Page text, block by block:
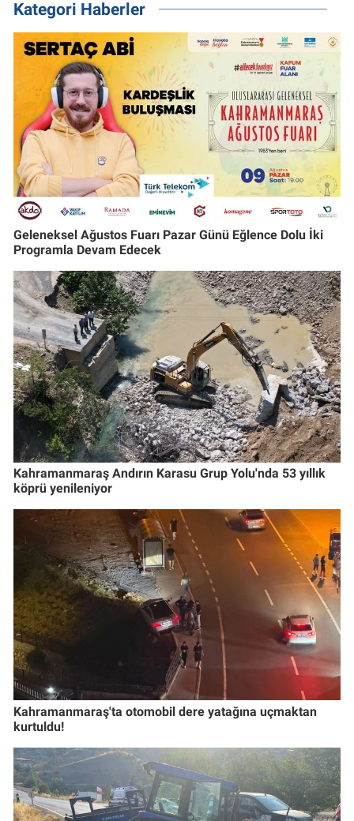
Kategori Haberler
Geleneksel Ağustos Fuarı Pazar Günü Eğlence Dolu İki
Programla Devam Edecek
Kahramanmaraş Andırın Karasu Grup Yolu'nda 53 yıllık
köprü yenileniyor
Kahramanmaraş'ta otomobil dere yatağına uçmaktan
kurtuldu!